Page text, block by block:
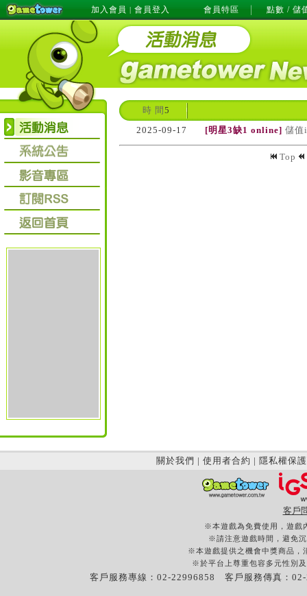
加入會員 | 會員登入 會員特區 點數 / 儲
時 間 5
2025-09-17
[明星3缺1 online] 儲值
Top
關於我們 | 使用者合約 | 隱私權保護
客戶
※本遊戲為免費使用，遊戲
※請注意遊戲時間，避免
※本遊戲提供之機會中獎商品，
※於平台上尊重包容多元性別
客戶服務專線：02-22996858 客戶服務傳真：